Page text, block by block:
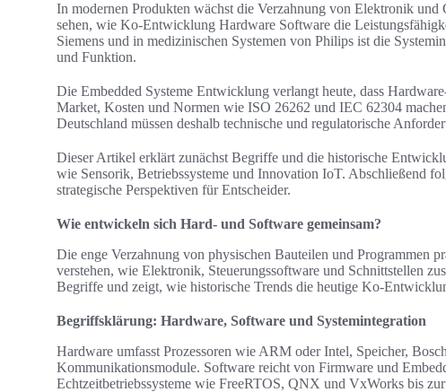
In modernen Produkten wächst die Verzahnung von Elektronik
sehen, wie Ko-Entwicklung Hardware Software die
Siemens und in medizinischen Systemen von Philips ist die
und Funktion.
Die Embedded Systeme Entwicklung verlangt heute, dass
Market, Kosten und Normen wie ISO 26262 und IEC 62304
Deutschland müssen deshalb technische und regulatorische
Dieser Artikel erklärt zunächst Begriffe und die historische
wie Sensorik, Betriebssysteme und Innovation IoT. Abschließend
strategische Perspektiven für Entscheider.
Wie entwickeln sich Hard- und Software gemeinsam?
Die enge Verzahnung von physischen Bauteilen und Programmen
verstehen, wie Elektronik, Steuerungssoftware und Schnittstellen
Begriffe und zeigt, wie historische Trends die heutige Ko-
Begriffsklärung: Hardware, Software und Systemintegration
Hardware umfasst Prozessoren wie ARM oder Intel, Speicher,
Kommunikationsmodule. Software reicht von Firmware und
Echtzeitbetriebssysteme wie FreeRTOS, QNX und VxWorks bis